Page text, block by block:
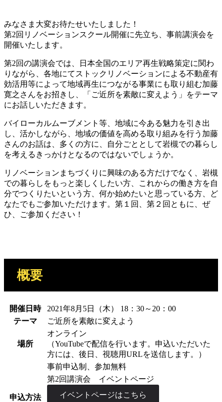
みなさま大変お待たせいたしました！
第2回リノベーションスクール開催に先立ち、事前講演会を
開催いたします。
第2回の講演会では、日本全国のエリア再生戦略策定に関わ
りながら、各地にてストックリノベーションによる不動産有
効活用等によって地域再生につながる事業にも取り組む加藤
寛之さんをお招きし、「ご近所を素敵に変えよう」をテーマ
にお話しいただきます。
バイローカルムーブメント等、地域に今ある魅力を引き出
し、活かしながら、地域の価値を高める取り組みを行う加藤
さんのお話は、多くの方に、自分ごととして岩槻での暮らし
を考えるきっかけとなるのではないでしょうか。
リノベーションまちづくりに興味のある方だけでなく、岩槻
での暮らしをもっと楽しくしたい方、これからの働き方を自
分でつくりたいという方、何か始めたいと思っている方、ど
なたでもご参加いただけます。第１回、第２回ともに、ぜ
ひ、ご参加ください！
概要
開催日時
2021年8月5日（木） 18：30～20：00
テーマ
ご近所を素敵に変えよう
場所
オンライン
（YouTubeで配信を行います。申込いただいた
方には、後日、視聴用URLを送信します。）
申込方法
事前申込制、参加無料
第2回講演会 イベントページ
イベントページはこちら